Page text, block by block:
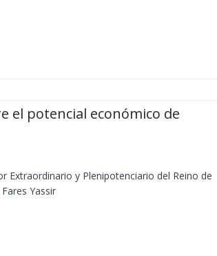
el potencial económico de
Extraordinario y Plenipotenciario del Reino de
Yassir